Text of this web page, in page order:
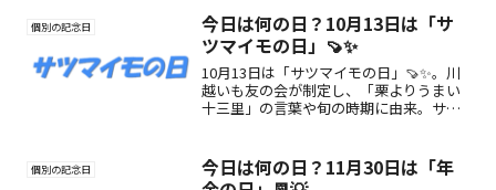
す♪
個別の記念日
今日は何の日？10月13日は「サ
ツマイモの日」🍠✨
10月13日は「サツマイモの日」🍠✨。川
越いも友の会が制定し、「栗よりうまい
十三里」の言葉や旬の時期に由来。サツ
個別の記念日
今日は何の日？11月30日は「年